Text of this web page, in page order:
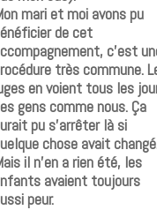
mari et moi avons pu
de cet
c’est
très commune.
en voient tous les
gens comme nous. Ça
pu s’arrêter là si
chose avait
il n’en a rien été, les
avaient toujours
peur.